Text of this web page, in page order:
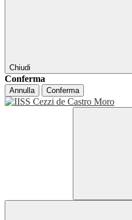
Chiudi
Conferma
Annulla Conferma